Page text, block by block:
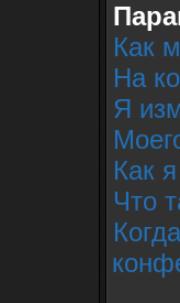
Как
На
Я
Как
Что